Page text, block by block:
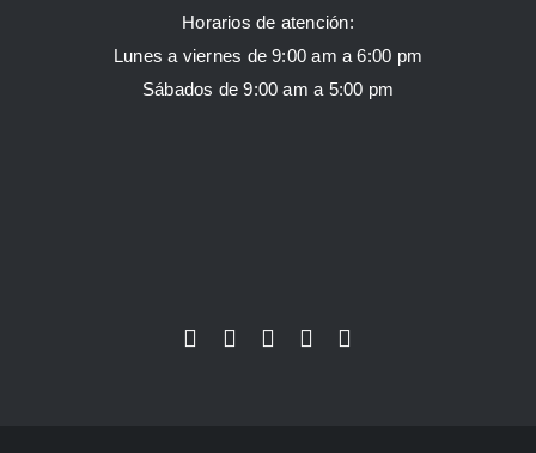
Horarios de atención:
Lunes a viernes de 9:00 am a 6:00 pm
Sábados de 9:00 am a 5:00 pm